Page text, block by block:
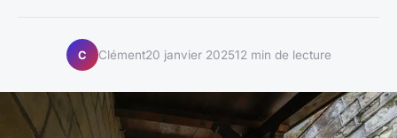
C Clément20 janvier 202512 min de lecture